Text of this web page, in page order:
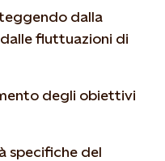
dalla
fluttuazioni di
degli obiettivi
specifiche del